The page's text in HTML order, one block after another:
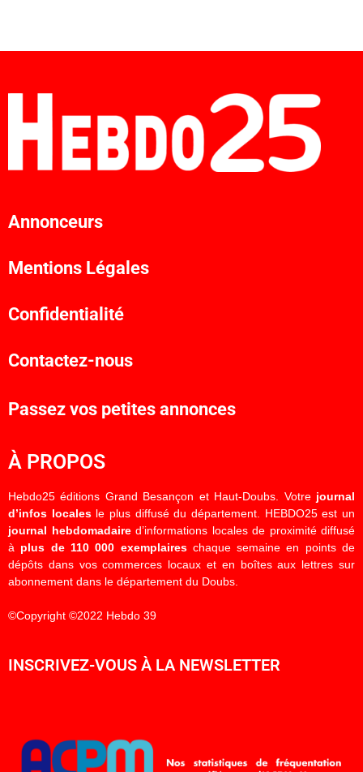
Annonceurs
Mentions Légales
Confidentialité
Contactez-nous
Passez vos petites annonces
À PROPOS
Hebdo25 éditions Grand Besançon et Haut-Doubs. Votre journal
d’infos localesle plus diffusé du département. HEBDO25 est un
journal hebdomadaired’informations locales de proximité diffusé
à plus de 110 000 exemplaireschaque semaine en points de
dépôts dans vos commerces locaux et en boîtes aux lettres sur
abonnement dans le département du Doubs.
©Copyright ©2022 Hebdo 39
INSCRIVEZ-VOUS À LA NEWSLETTER